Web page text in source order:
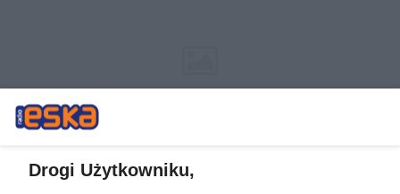
Drogi Użytkowniku,